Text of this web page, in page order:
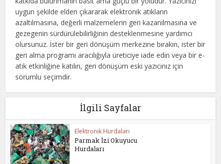
uygun şekilde elden çıkararak elektronik atıkların
azaltılmasına, değerli malzemelerin geri kazanılmasına ve
gezegenin sürdürülebilirliğinin desteklenmesine yardımcı
olursunuz. İster bir geri dönüşüm merkezine bırakın, ister bir
geri alma programı aracılığıyla üreticiye iade edin veya bir e-
atık etkinliğine katılın, geri dönüşüm eski yazıcınız için
sorumlu seçimdir.
İlgili Sayfalar
Elektronik Hurdaları
Parmak İzi Okuyucu
Hurdaları